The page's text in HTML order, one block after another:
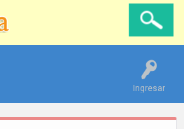
Ingresar